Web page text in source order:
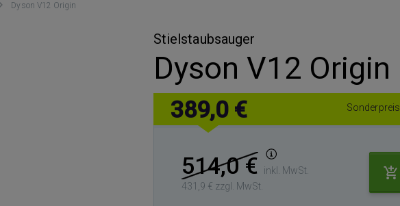
Dyson V12 Origin
Stielstaubsauger
Dyson V12 Origin
389,0 € Sonderpreis
514,0 €
inkl. MwSt.
431,9 € zzgl. MwSt.